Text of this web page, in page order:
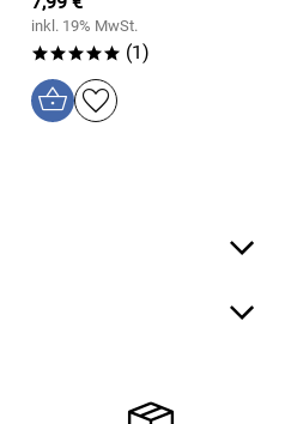
inkl. 19% MwSt.
***** (1)